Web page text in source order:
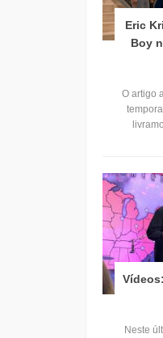
Eric
Boy
O artigo
Neste